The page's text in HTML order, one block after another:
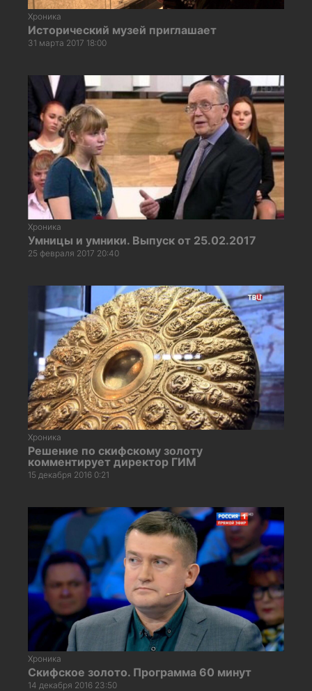
Хроника
Исторический музей приглашает
31 марта 2017 18:00
Хроника
Умницы и умники. Выпуск от 25.02.2017
25 февраля 2017 20:40
Хроника
Решение по скифскому золоту
комментирует директор ГИМ
15 декабря 2016 0:21
Хроника
Скифское золото. Программа 60 минут
14 декабря 2016 23:50